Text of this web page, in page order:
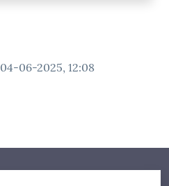
04-06-2025, 12:08